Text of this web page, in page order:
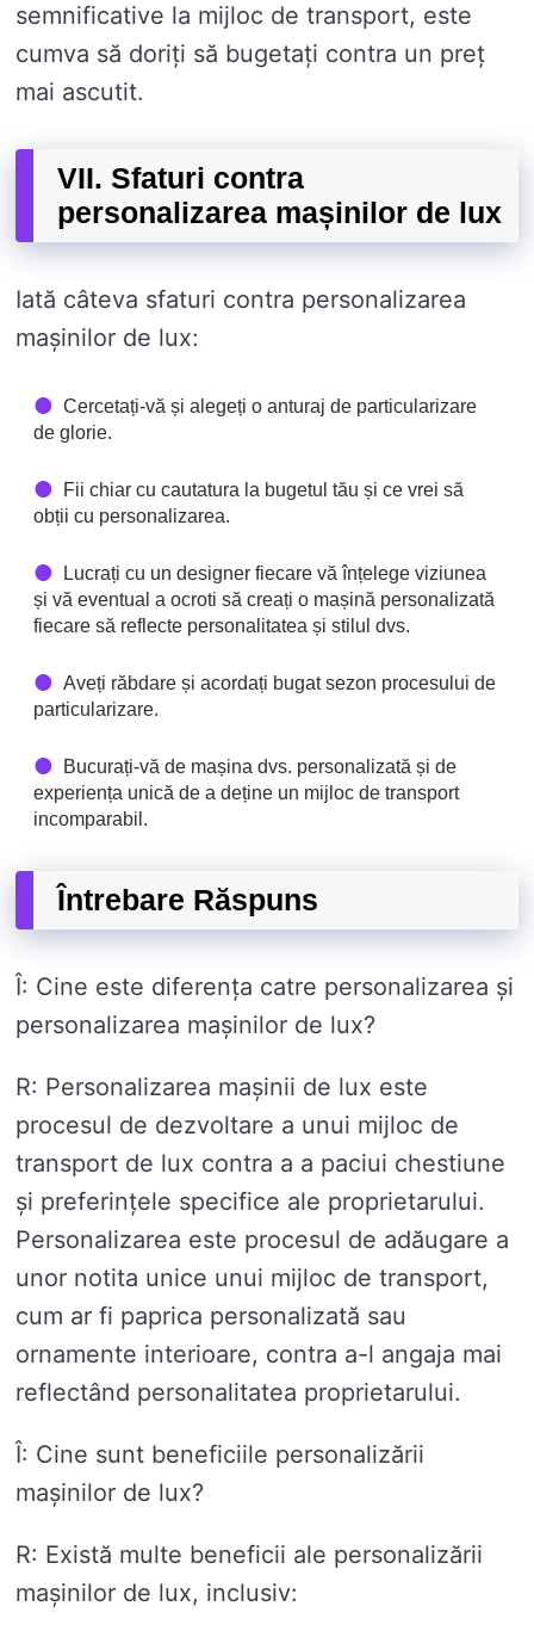
semnificative la mijloc de transport, este
cumva să doriți să bugetați contra un preț
mai ascutit.
VII. Sfaturi contra
personalizarea mașinilor de lux
Iată câteva sfaturi contra personalizarea
mașinilor de lux:
Cercetați-vă și alegeți o anturaj de particularizare
de glorie.
Fii chiar cu cautatura la bugetul tău și ce vrei să
obții cu personalizarea.
Lucrați cu un designer fiecare vă înțelege viziunea
și vă eventual a ocroti să creați o mașină personalizată
fiecare să reflecte personalitatea și stilul dvs.
Aveți răbdare și acordați bugat sezon procesului de
particularizare.
Bucurați-vă de mașina dvs. personalizată și de
experiența unică de a deține un mijloc de transport
incomparabil.
Întrebare Răspuns
Î: Cine este diferența catre personalizarea și
personalizarea mașinilor de lux?
R: Personalizarea mașinii de lux este
procesul de dezvoltare a unui mijloc de
transport de lux contra a a paciui chestiune
și preferințele specifice ale proprietarului.
Personalizarea este procesul de adăugare a
unor notita unice unui mijloc de transport,
cum ar fi paprica personalizată sau
ornamente interioare, contra a-l angaja mai
reflectând personalitatea proprietarului.
Î: Cine sunt beneficiile personalizării
mașinilor de lux?
R: Există multe beneficii ale personalizării
mașinilor de lux, inclusiv: